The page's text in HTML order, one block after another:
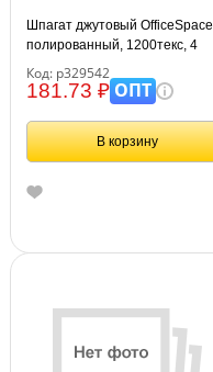
Шпагат джутовый OfficeSpace,
полированный, 1200текс, 4
Код: р329542
181.73 ₽ОПТ
В корзину